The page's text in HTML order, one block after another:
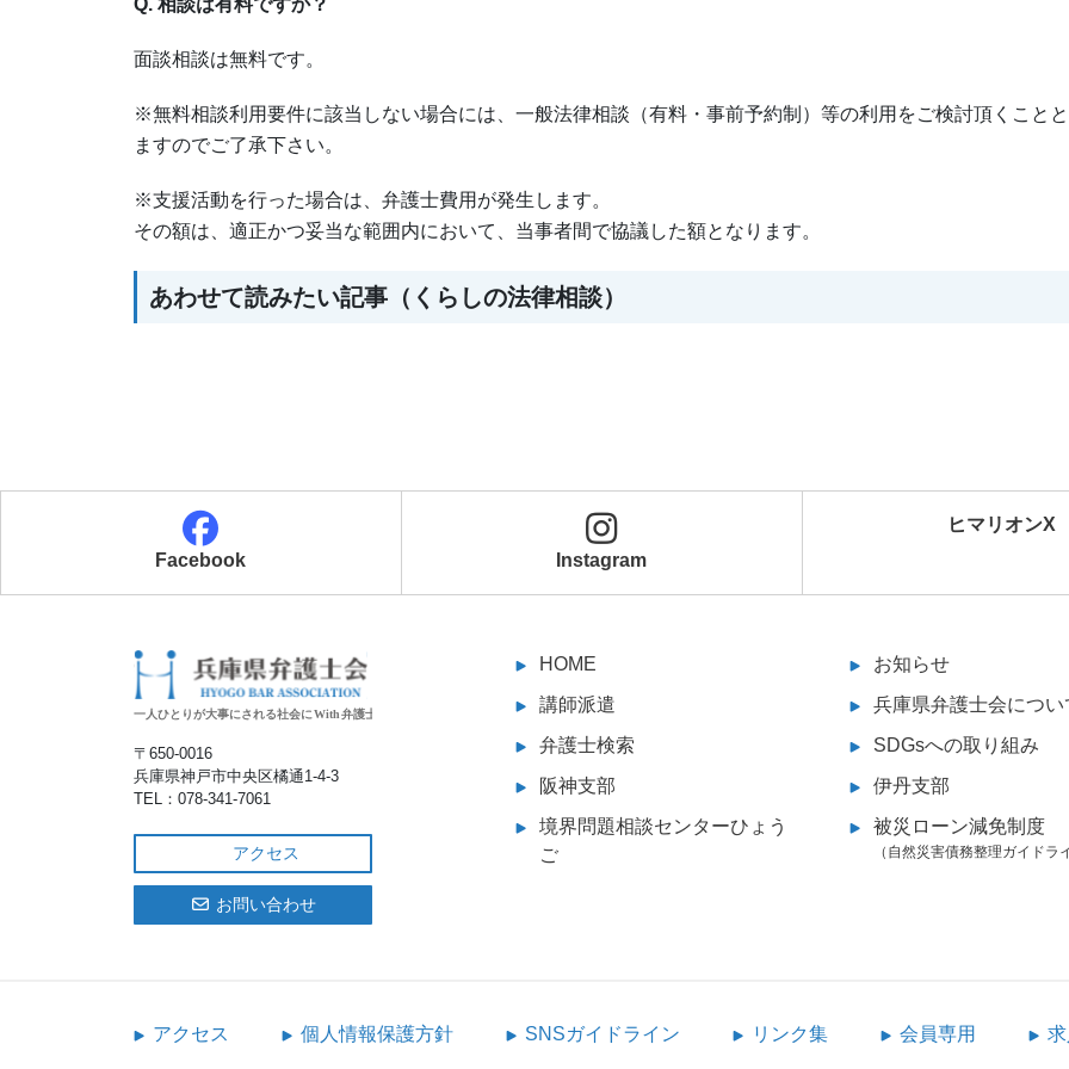
面談相談は無料です。
※無料相談利用要件に該当しない場合には、一般法律相談（有料・事前予約制）等の利用をご検討頂くこと
ますのでご了承下さい。
※支援活動を行った場合は、弁護士費用が発生します。
その額は、適正かつ妥当な範囲内において、当事者間で協議した額となります。
あわせて読みたい記事（くらしの法律相談）
Facebook Instagram
ヒマリオンX
〒650‐0016
兵庫県神戸市中央区橘通1-4-3
TEL：078-341-7061
アクセス
お問い合わせ
HOME
お知らせ
講師派遣
兵庫県弁護士会につい
弁護士検索
SDGsへの取り組み
阪神支部
伊丹支部
境界問題相談センターひょう
ご
被災ローン減免制度
（自然災害債務整理ガイドラ
アクセス 個人情報保護方針 SNSガイドライン リンク集 会員専用